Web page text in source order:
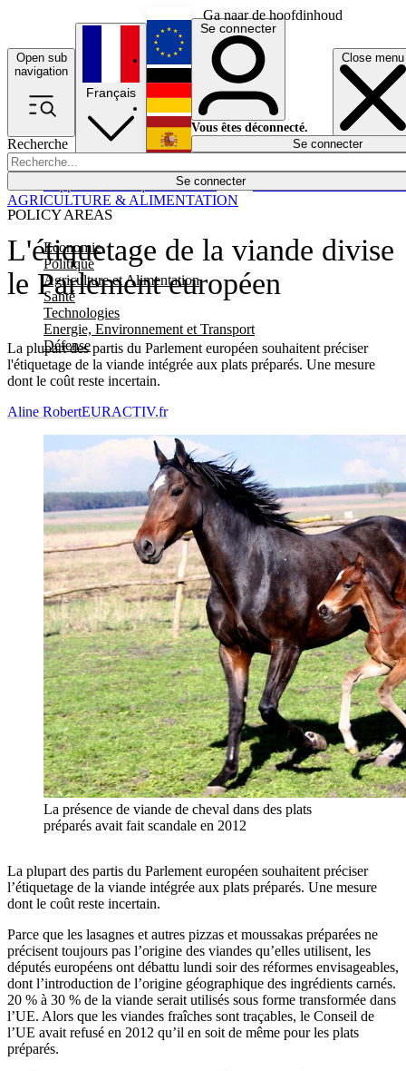
Ga naar de hoofdinhoud
Open sub
navigation
Close menu
Recherche
Se connecter
POLICY AREAS
Economie
Politique
Agriculture et Alimentation
Santé
Technologies
Energie, Environnement et Transport
Défense
Économie
Français
English
Deutsch
Español
Se connecter
Vous êtes déconnecté.
Se connecter
L'étiquetage de la viande divise
le Parlement européen
La plupart des partis du Parlement européen souhaitent préciser
l'étiquetage de la viande intégrée aux plats préparés. Une mesure
dont le coût reste incertain.
AGRICULTURE & ALIMENTATION
Aline RobertEURACTIV.fr
La présence de viande de cheval dans des plats
préparés avait fait scandale en 2012
La plupart des partis du Parlement européen souhaitent préciser
l’étiquetage de la viande intégrée aux plats préparés. Une mesure
dont le coût reste incertain.
Parce que les lasagnes et autres pizzas et moussakas préparées ne
précisent toujours pas l’origine des viandes qu’elles utilisent, les
députés européens ont débattu lundi soir des réformes envisageables,
dont l’introduction de l’origine géographique des ingrédients carnés.
20 % à 30 % de la viande serait utilisés sous forme transformée dans
l’UE. Alors que les viandes fraîches sont traçables, le Conseil de
l’UE avait refusé en 2012 qu’il en soit de même pour les plats
préparés.